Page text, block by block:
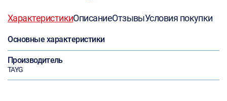
ХарактеристикиОписаниеОтзывыУсловия покупки
Основные характеристики
Производитель
TAYG